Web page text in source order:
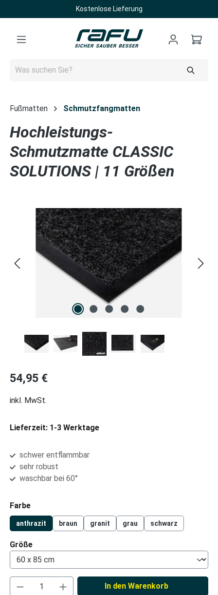
Zum Hauptinhalt springenKostenlose Lieferung
Fußmatten Schmutzfangmatten
Hochleistungs-
Schmutzmatte CLASSIC
SOLUTIONS | 11 Größen
Bildergalerie überspringen
Regulärer Preis:
54,95 €
inkl. MwSt.
Lieferzeit: 1-3 Werktage
schwer entflammbar
sehr robust
waschbar bei 60°
Farbeauswählen
anthrazit braun granit grau schwarz
Größeauswählen
Produkt Anzahl: Gib den gewünschten
In den Warenkorb